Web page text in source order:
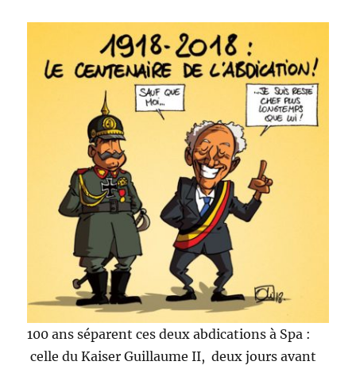
100 ans séparent ces deux abdications à Spa :
celle du Kaiser Guillaume II, deux jours avant